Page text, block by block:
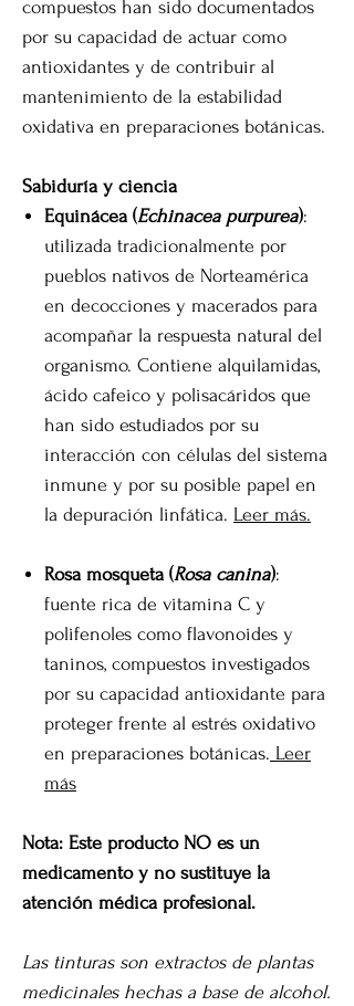
compuestos han sido documentados
por su capacidad de actuar como
antioxidantes y de contribuir al
mantenimiento de la estabilidad
oxidativa en preparaciones botánicas.
Sabiduría y ciencia
Equinácea (Echinacea purpurea):
utilizada tradicionalmente por
pueblos nativos de Norteamérica
en decocciones y macerados para
acompañar la respuesta natural del
organismo. Contiene alquilamidas,
ácido cafeico y polisacáridos que
han sido estudiados por su
interacción con células del sistema
inmune y por su posible papel en
la depuración linfática. Leer más.
Rosa mosqueta (Rosa canina):
fuente rica de vitamina C y
polifenoles como flavonoides y
taninos, compuestos investigados
por su capacidad antioxidante para
proteger frente al estrés oxidativo
en preparaciones botánicas. Leer
más
Nota: Este producto NO es un
medicamento y no sustituye la
atención médica profesional.
Las tinturas son extractos de plantas
medicinales hechas a base de alcohol.